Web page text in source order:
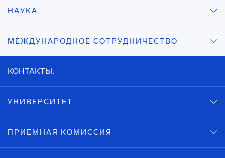
НАУКА
МЕЖДУНАРОДНОЕ СОТРУДНИЧЕСТВО
КОНТАКТЫ:
УНИВЕРСИТЕТ
ПРИЕМНАЯ КОМИССИЯ